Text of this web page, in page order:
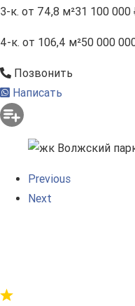
3-к. от 74,8 м²31 100 000
4-к. от 106,4 м²50 000
Позвонить
Написать
Previous
Next